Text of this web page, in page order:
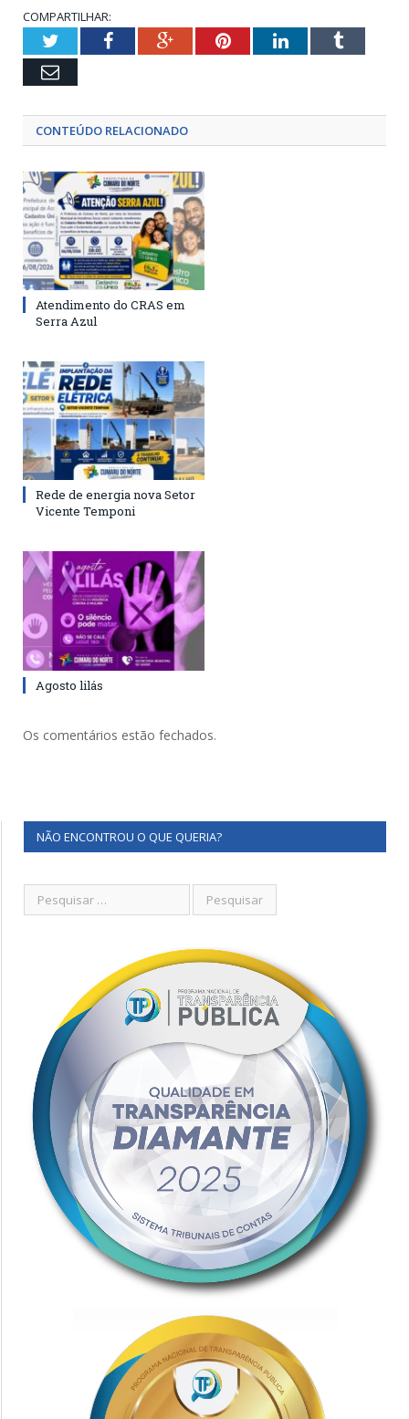
COMPARTILHAR:
TwitterFacebookGoogle+PinterestLinkedInTumblr
Email
CONTEÚDO RELACIONADO
Atendimento do CRAS em
Serra Azul
Rede de energia nova Setor
Vicente Temponi
Agosto lilás
Os comentários estão fechados.
NÃO ENCONTROU O QUE QUERIA?